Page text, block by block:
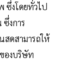
ซึ่งโดยทั่วไป
งการ
สดสามารถให้
องบริษัท